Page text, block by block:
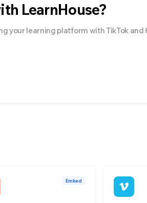
LearnHouse?
your learning platform withTikTok and
Embed